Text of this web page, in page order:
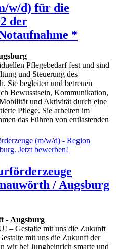
w/d) für die
der
*
Pflegebedarf fest und sind
und Steuerung des
Sie begleiten und betreuen
Bewusstsein, Kommunikation,
und Aktivität durch eine
Pflege. Sie arbeiten im
das Führen von entlastenden
/ Augsburg
- Augsburg
– Gestalte mit uns die Zukunft
mit uns die Zukunft der
wir bei Jungheinrich smarte und